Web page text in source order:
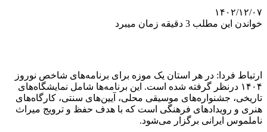
۱۴۰۲/۱۲/۰۷
خواندن این مطلب 3 دقیقه زمان میبرد
ارتباط فردا: در هر استان یک موزه برای برنامه‌های شاخص نوروز
۱۴۰۴ درنظر گرفته شده است. این برنامه‌ها شامل نمایشگاه‌های
تاریخی، جشنواره‌های موسیقی محلی، آیین‌های سنتی، کارگاه‌های
هنری و رویدادهای فرهنگی است که با هدف حفظ و ترویج میراث
ناملموس ایرانی برگزار می‌شود.